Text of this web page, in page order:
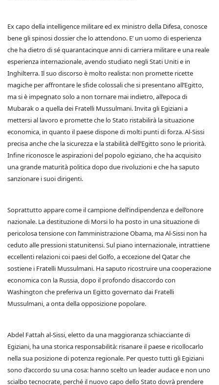
Ex capo della intelligence militare ed ex ministro della Difesa, conosce
bene gli spinosi dossier che lo attendono. E’ un uomo di esperienza
che ha dietro di sé quarantacinque anni di carriera militare e una reale
esperienza internazionale, avendo studiato negli Stati Uniti e in
Inghilterra. Il suo discorso è molto realista: non promette ricette
magiche per affrontare le sfide colossali che si presentano all’Egitto,
ma si è impegnato solo a non tornare mai indietro, all’epoca di
Mubarak o a quella dei Fratelli Mussulmani. Invita gli Egiziani a
mettersi al lavoro e promette che lo Stato ristabilirà la situazione
economica, in quanto il paese dispone di molti punti di forza. Al-Sissi
precisa anche che la sicurezza e la stabilità dell’Egitto sono le priorità.
Infine riconosce le aspirazioni del popolo egiziano, che ha acquisito
una grande maturità politica dopo due rivoluzioni e che ha saputo
sanzionare i suoi dirigenti.
Soprattutto appare come il campione dell’indipendenza e dell’onore
nazionale. La destituzione di Morsi lo ha posto in una situazione di
pericolosa tensione con l’amministrazione Obama, ma Al-Sissi non ha
ceduto alle pressioni statunitensi. Sul piano internazionale, intrattiene
eccellenti relazioni coi paesi del Golfo, a eccezione del Qatar che
sostiene i Fratelli Mussulmani. Ha saputo ricostruire una cooperazione
economica con la Russia, dopo il profondo disaccordo con
Washington che preferiva un Egitto governato dai Fratelli
Mussulmani, a onta della opposizione popolare.
Abdel Fattah al-Sissi, eletto da una maggioranza schiacciante di
Egiziani, ha una storica responsabilità: risanare il paese e ricollocarlo
nella sua posizione di potenza regionale. Per questo tutti gli Egiziani
sono d’accordo su una cosa: hanno scelto un leader audace e non uno
scialbo tecnocrate, perché il nuovo capo dello Stato dovrà prendere